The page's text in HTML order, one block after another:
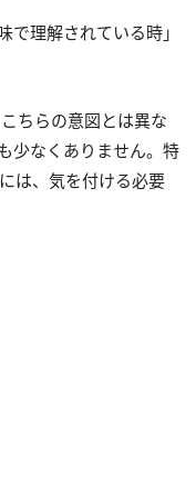
で理解されている時」
ちらの意図とは異な
少なくありません。特
は、気を付ける必要